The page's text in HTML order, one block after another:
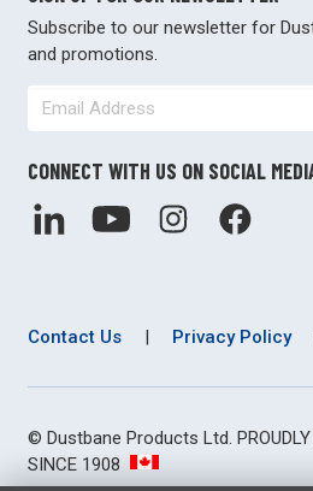
Subscribe to our newsletter for
and promotions.
CONNECT WITH US ON SOCIAL
Contact Us | Privacy Policy
© Dustbane Products Ltd.
SINCE 1908